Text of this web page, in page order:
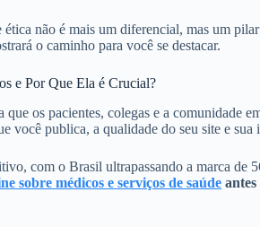
não é mais um diferencial, mas um
o caminho para você se destacar.
e Por Que Ela é Crucial?
os pacientes, colegas e a comunidade
você publica, a qualidade do seu site e sua
com o Brasil ultrapassando a marca
sobre médicos e serviços de saúde